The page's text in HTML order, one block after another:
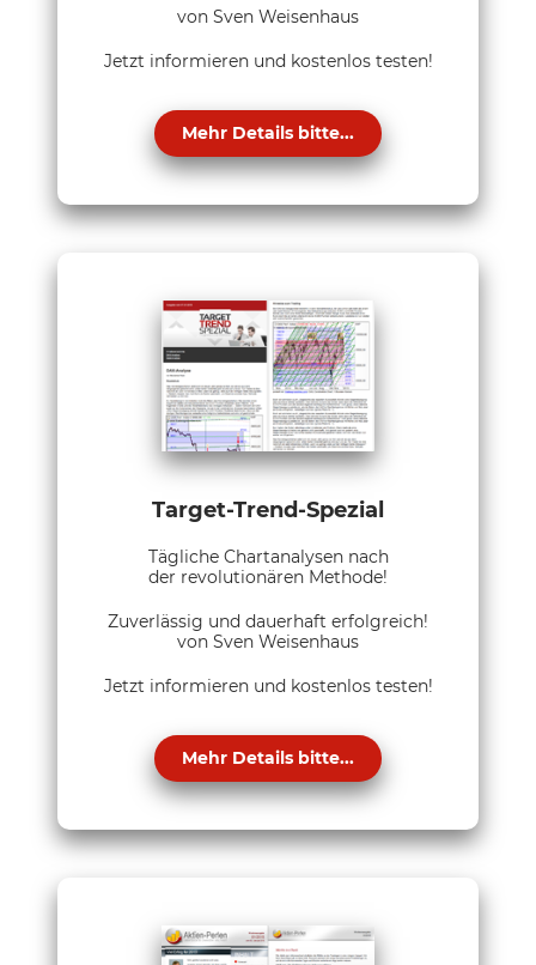
von Sven Weisenhaus
Jetzt informieren und kostenlos testen!
Mehr Details bitte...
Target-Trend-Spezial
Tägliche Chartanalysen nach
der revolutionären Methode!
Zuverlässig und dauerhaft erfolgreich!
von Sven Weisenhaus
Jetzt informieren und kostenlos testen!
Mehr Details bitte...